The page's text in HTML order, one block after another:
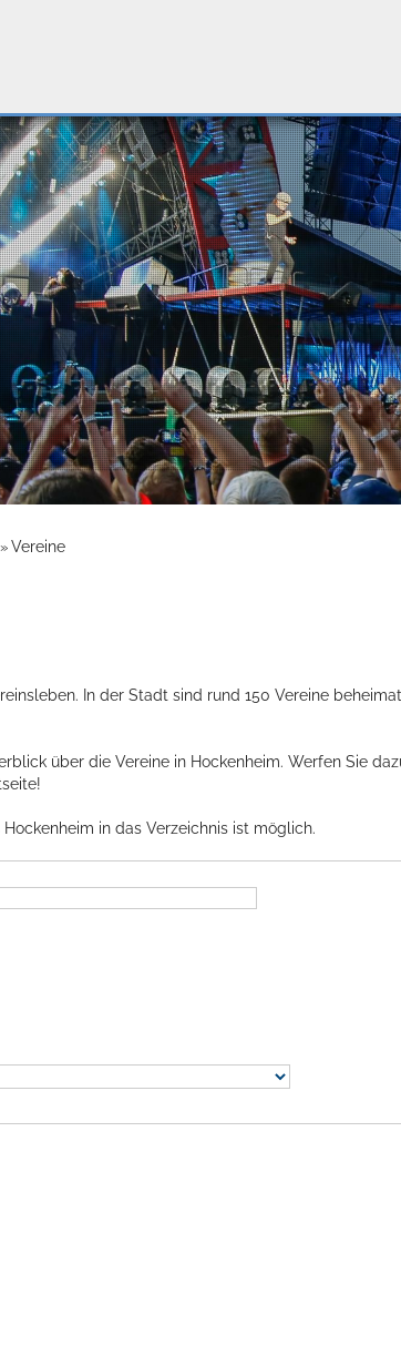
» Vereine
In der Stadt sind rund 150 Vereine
über die Vereine in Hockenheim. Werfen Sie
in das Verzeichnis ist möglich.